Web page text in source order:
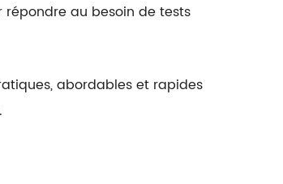
au besoin de tests
abordables et rapides